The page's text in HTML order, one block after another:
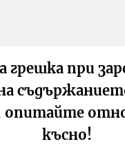
грешка при
опитайте
късно!